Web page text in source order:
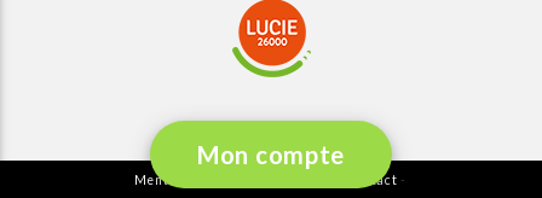
Mon compte
Mentions légales Contact